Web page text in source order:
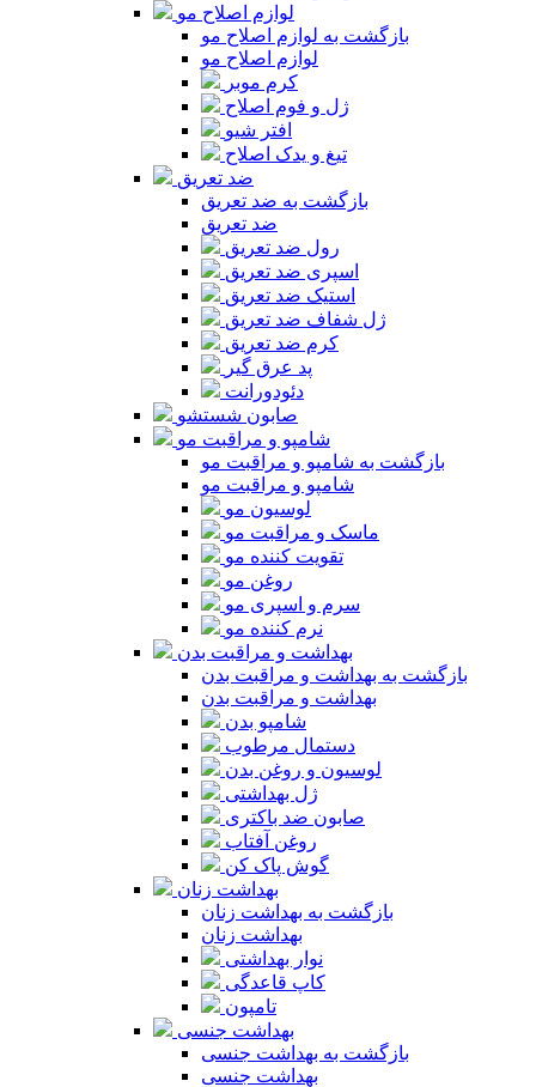
لوازم اصلاح مو
بازگشت به لوازم اصلاح مو
لوازم اصلاح مو
کرم موبر
ژل و فوم اصلاح
افتر شیو
تیغ و یدک اصلاح
ضد تعریق
بازگشت به ضد تعریق
ضد تعریق
رول ضد تعریق
اسپری ضد تعریق
استیک ضد تعریق
ژل شفاف ضد تعریق
کرم ضد تعریق
پد عرق گیر
دئودورانت
صابون شستشو
شامپو و مراقبت مو
بازگشت به شامپو و مراقبت مو
شامپو و مراقبت مو
لوسیون مو
ماسک و مراقبت مو
تقویت کننده مو
روغن مو
سرم و اسپری مو
نرم کننده مو
بهداشت و مراقبت بدن
بازگشت به بهداشت و مراقبت بدن
بهداشت و مراقبت بدن
شامپو بدن
دستمال مرطوب
لوسیون و روغن بدن
ژل بهداشتی
صابون ضد باکتری
روغن آفتاب
گوش پاک کن
بهداشت زنان
بازگشت به بهداشت زنان
بهداشت زنان
نوار بهداشتی
کاپ قاعدگی
تامپون
بهداشت جنسی
بازگشت به بهداشت جنسی
بهداشت جنسی